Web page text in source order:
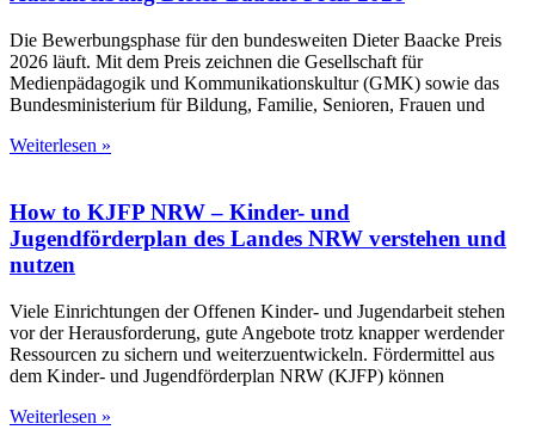
Die Bewerbungsphase für den bundesweiten Dieter Baacke Preis
2026 läuft. Mit dem Preis zeichnen die Gesellschaft für
Medienpädagogik und Kommunikationskultur (GMK) sowie das
Bundesministerium für Bildung, Familie, Senioren, Frauen und
Weiterlesen »
How to KJFP NRW – Kinder- und
Jugendförderplan des Landes NRW verstehen und
nutzen
Viele Einrichtungen der Offenen Kinder- und Jugendarbeit stehen
vor der Herausforderung, gute Angebote trotz knapper werdender
Ressourcen zu sichern und weiterzuentwickeln. Fördermittel aus
dem Kinder- und Jugendförderplan NRW (KJFP) können
Weiterlesen »